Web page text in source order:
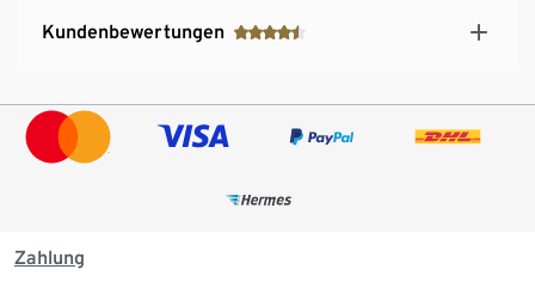
Kundenbewertungen
Zahlung